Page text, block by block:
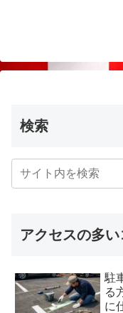
検索
アクセスの多
駐
る
に